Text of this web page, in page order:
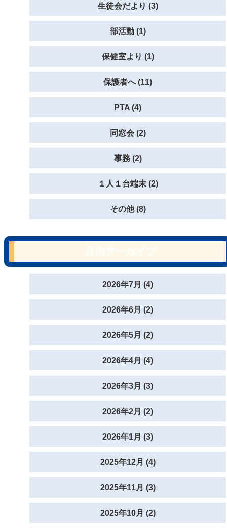
生徒会だより (3)
部活動 (1)
保健室より (1)
保護者へ (11)
PTA (4)
同窓会 (2)
事務 (2)
１人１台端末 (2)
その他 (8)
2026年7月 (4)
2026年6月 (2)
2026年5月 (2)
2026年4月 (4)
2026年3月 (3)
2026年2月 (2)
2026年1月 (3)
2025年12月 (4)
2025年11月 (3)
2025年10月 (2)